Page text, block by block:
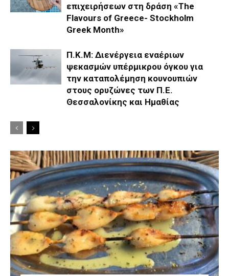
επιχειρήσεων στη δράση «The
Flavours of Greece- Stockholm
Greek Month»
Π.Κ.Μ: Διενέργεια εναέριων
ψεκασμών υπέρμικρου όγκου για
την καταπολέμηση κουνουπιών
στους ορυζώνες των Π.Ε.
Θεσσαλονίκης και Ημαθίας